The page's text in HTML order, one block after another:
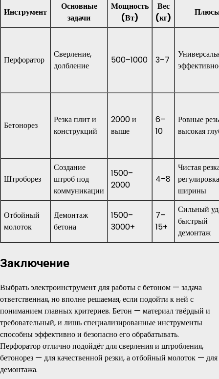
Инструмент
Основные
задачи
Мощность
(Вт)
Вес
(кг)
Перфоратор
Сверление,
долбление
500–1000 3–7
Бетонорез
Резка плит и
конструкций
2000 и
выше
6–
10
Ровные
высокая
Штроборез
Создание
штроб под
коммуникации
1500–
2000
4–8
Чистая
регулировка
ширины
Отбойный
молоток
Демонтаж
бетона
1500–
3000+
7–
15+
Сильный
быстрый
демонтаж
Заключение
Выбрать электроинструмент для работы с бетоном — задача
ответственная, но вполне решаемая, если подойти к ней с
пониманием главных критериев. Бетон — материал твёрдый и
требовательный, и лишь специализированные инструменты
способны эффективно и безопасно его обрабатывать.
Перфоратор отлично подойдёт для сверления и штробления,
бетонорез — для качественной резки, а отбойный молоток — для
демонтажа.